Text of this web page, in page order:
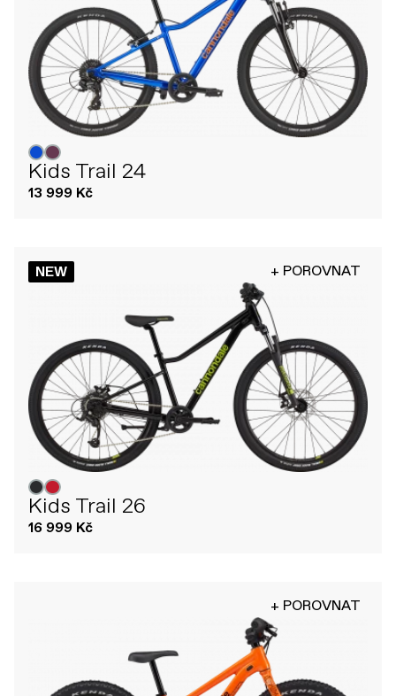
Kids Trail 24
13 999 Kč
NEW + POROVNAT
Kids Trail 26
16 999 Kč
+ POROVNAT